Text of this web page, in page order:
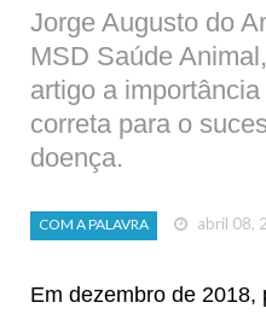
Jorge Augusto do
MSD Saúde
artigo a
correta para o
doença.
COM A PALAVRA abril 08,
Em dezembro de